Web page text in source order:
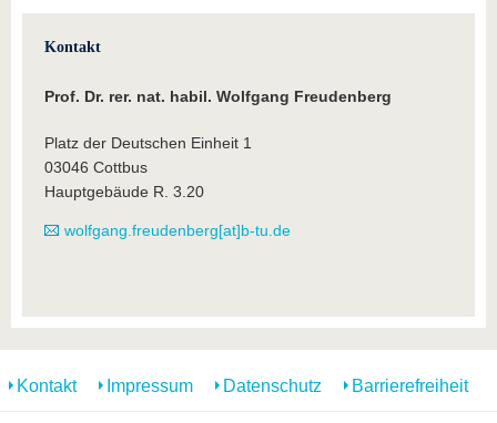
Kontakt
Prof. Dr. rer. nat. habil. Wolfgang Freudenberg
Platz der Deutschen Einheit 1
03046 Cottbus
Hauptgebäude R. 3.20
wolfgang.freudenberg[at]b-tu.de
Kontakt Impressum Datenschutz Barrierefreiheit